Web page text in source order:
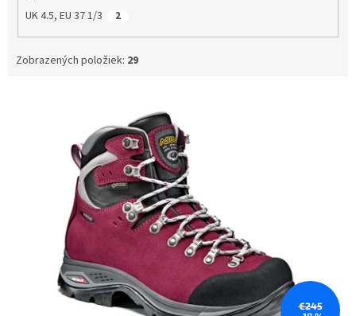
UK 4.5, EU 37 1/3 2
Zobrazených položiek: 29
€245